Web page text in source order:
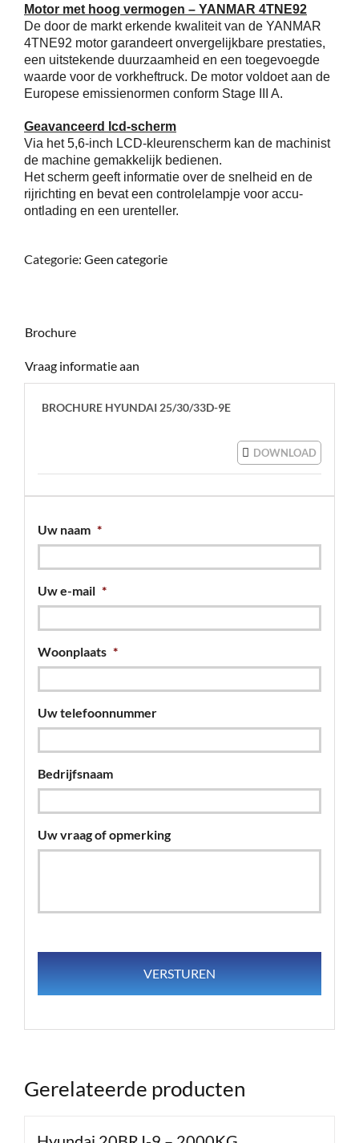
Motor met hoog vermogen – YANMAR 4TNE92
De door de markt erkende kwaliteit van de YANMAR
4TNE92 motor garandeert onvergelijkbare prestaties,
een uitstekende duurzaamheid en een toegevoegde
waarde voor de vorkheftruck. De motor voldoet aan de
Europese emissienormen conform Stage III A.
Geavanceerd lcd-scherm
Via het 5,6-inch LCD-kleurenscherm kan de machinist
de machine gemakkelijk bedienen.
Het scherm geeft informatie over de snelheid en de
rijrichting en bevat een controlelampje voor accu-
ontlading en een urenteller.
Categorie: Geen categorie
Brochure
Vraag informatie aan
BROCHURE HYUNDAI 25/30/33D-9E
DOWNLOAD
Uw naam *
Uw e-mail *
Woonplaats *
Uw telefoonnummer
Bedrijfsnaam
Uw vraag of opmerking
Gerelateerde producten